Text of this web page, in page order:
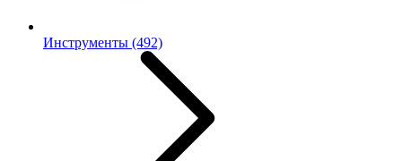
Инструменты (492)